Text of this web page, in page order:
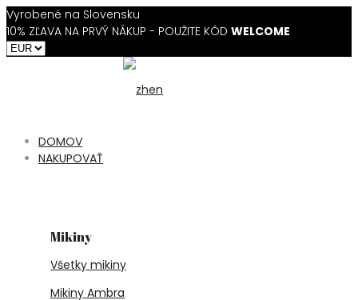
Vyrobené na Slovensku
10% ZĽAVA NA PRVÝ NÁKUP - POUŽITE KÓD WELCOME
DOMOV
NAKUPOVAŤ
Mikiny
Všetky mikiny
Mikiny Ambra